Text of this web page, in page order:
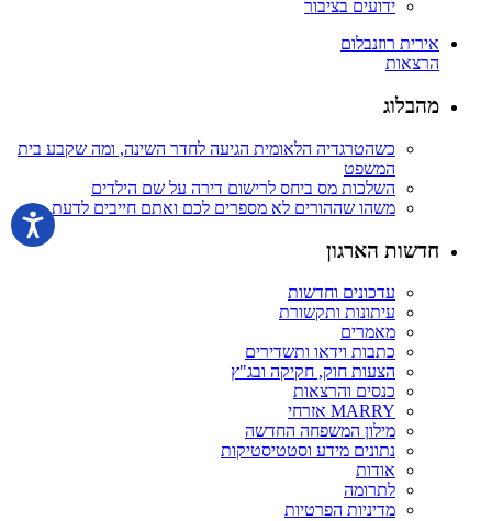
ידועים בציבור
אירית רוזנבלום
הרצאות
מהבלוג
כשהטרגדיה הלאומית הגיעה לחדר השינה, ומה שקבע בית
המשפט
השלכות מס ביחס לרישום דירה על שם הילדים
משהו שההורים לא מספרים לכם ואתם חייבים לדעת
חדשות הארגון
עדכונים וחדשות
עיתונות ותקשורת
מאמרים
כתבות וידאו ותשדירים
הצעות חוק, חקיקה ובג"ץ
כנסים והרצאות
MARRY אזרחי
מילון המשפחה החדשה
נתונים מידע וסטטיסטיקות
אודות
לתרומה
מדיניות הפרטיות